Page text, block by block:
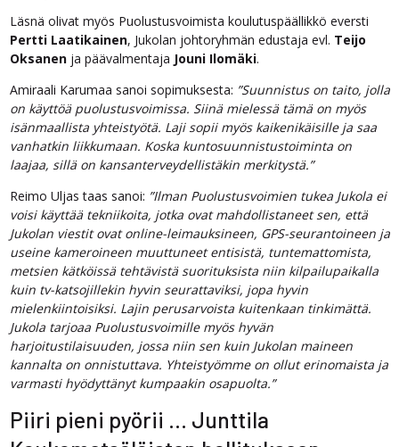
Läsnä olivat myös Puolustusvoimista koulutuspäällikkö eversti
Pertti Laatikainen, Jukolan johtoryhmän edustaja evl. Teijo
Oksanenja päävalmentaja Jouni Ilomäki.
Amiraali Karumaa sanoi sopimuksesta: ”Suunnistus on taito, jolla
on käyttöä puolustusvoimissa. Siinä mielessä tämä on myös
isänmaallista yhteistyötä. Laji sopii myös kaikenikäisille ja saa
vanhatkin liikkumaan. Koska kuntosuunnistustoiminta on
laajaa, sillä on kansanterveydellistäkin merkitystä.”
Reimo Uljas taas sanoi: ”Ilman Puolustusvoimien tukea Jukola ei
voisi käyttää tekniikoita, jotka ovat mahdollistaneet sen, että
Jukolan viestit ovat online-leimauksineen, GPS-seurantoineen ja
useine kameroineen muuttuneet entisistä, tuntemattomista,
metsien kätköissä tehtävistä suorituksista niin kilpailupaikalla
kuin tv-katsojillekin hyvin seurattaviksi, jopa hyvin
mielenkiintoisiksi. Lajin perusarvoista kuitenkaan tinkimättä.
Jukola tarjoaa Puolustusvoimille myös hyvän
harjoitustilaisuuden, jossa niin sen kuin Jukolan maineen
kannalta on onnistuttava. Yhteistyömme on ollut erinomaista ja
varmasti hyödyttänyt kumpaakin osapuolta.”
Piiri pieni pyörii … Junttila